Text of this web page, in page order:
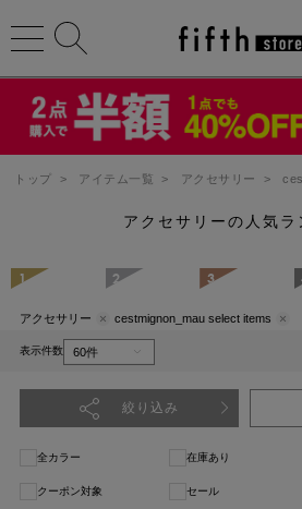
トップ > アイテム一覧 > アクセサリー >
アクセサリーの人気ラ
1 2 3
アクセサリー cestmignon_mau select items
表示件数
絞り込み
全カラー 在庫あり
クーポン対象 セール